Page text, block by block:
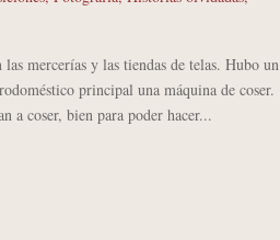
mercerías y las tiendas de telas. Hubo un
principal una máquina de coser.
a coser, bien para poder hacer...